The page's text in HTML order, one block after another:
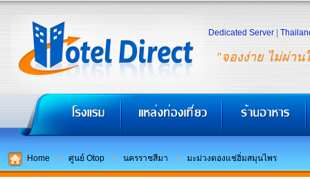
"จองง่าย ไม่ผ่าน
Dedicated Server
Home ศูนย์ Otop นครราชสีมา มะม่วงดองแช่อิ่มสมุนไพร